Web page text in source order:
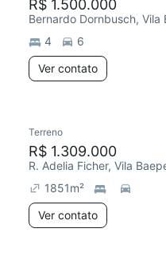
R$ 1.500.000
Bernardo Dornbusch, Vila
4
6
Ver contato
Terreno
R$ 1.309.000
R. Adelia Ficher, Vila
1851m²
Ver contato